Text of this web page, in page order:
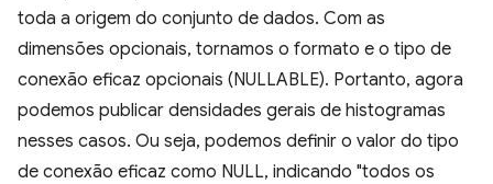
toda a origem do conjunto de dados. Com as
dimensões opcionais, tornamos o formato e o tipo de
conexão eficaz opcionais (NULLABLE). Portanto, agora
podemos publicar densidades gerais de histogramas
nesses casos. Ou seja, podemos definir o valor do tipo
de conexão eficaz como NULL, indicando "todos os